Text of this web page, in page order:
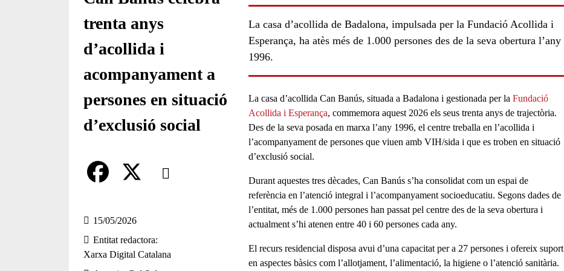
trenta anys
d’acollida i
acompanyament a
persones en situació
d’exclusió social
Comparteix
a
c
Compartir en altres xarxes socials
15/05/2026
Entitat redactora
Xarxa Digital Catalana
La casa d’acollida de Badalona, impulsada per la Fundació Acollida i
Esperança, ha atès més de 1.000 persones des de la seva obertura l’any
1996.
La casa d’acollida Can Banús, situada a Badalona i gestionada per la Fundació
Acollida i Esperança, commemora aquest 2026 els seus trenta anys de trajectòria.
Des de la seva posada en marxa l’any 1996, el centre treballa en l’acollida i
l’acompanyament de persones que viuen amb VIH/sida i que es troben en situació
d’exclusió social.
Durant aquestes tres dècades, Can Banús s’ha consolidat com un espai de
referència en l’atenció integral i l’acompanyament socioeducatiu. Segons dades de
l’entitat, més de 1.000 personeshan passat pel centre des de la seva obertura i
actualment s’hi atenen entre 40 i 60 persones cada any.
El recurs residencial disposa avui d’una capacitat per a 27 personesi ofereix suport
en aspectes bàsics com l’allotjament, l’alimentació, la higiene o l’atenció sanitària.